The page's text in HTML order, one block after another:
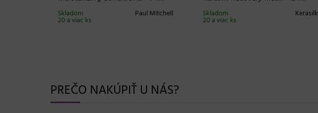
Paul Mitchell
Skladom 3 ks Kerasilk
Skladom
20 a viac ks
PREČO NAKÚPIŤ U NÁS?